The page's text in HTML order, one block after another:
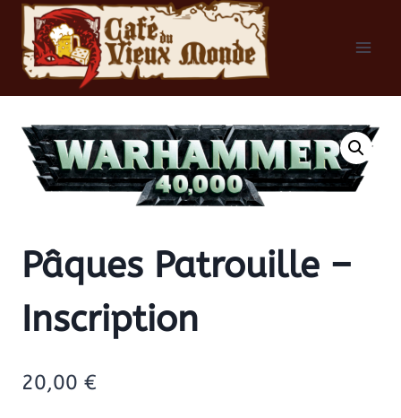
Aller
contenu
Pâques Patrouille –
Inscription
20,00 €